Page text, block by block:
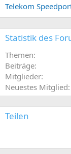
Telekom
Statistik des
Themen
Beiträge
Mitglieder
Neuestes Mitglied
Teilen